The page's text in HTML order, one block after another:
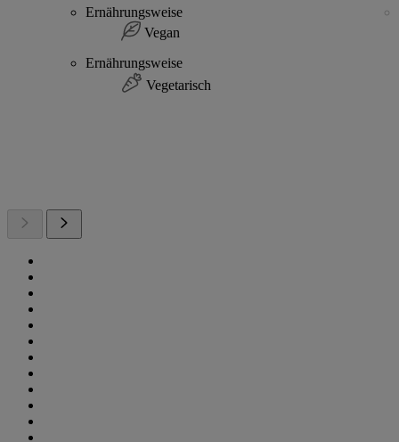
Ernährungsweise
Vegan
Ernährungsweise
Vegetarisch